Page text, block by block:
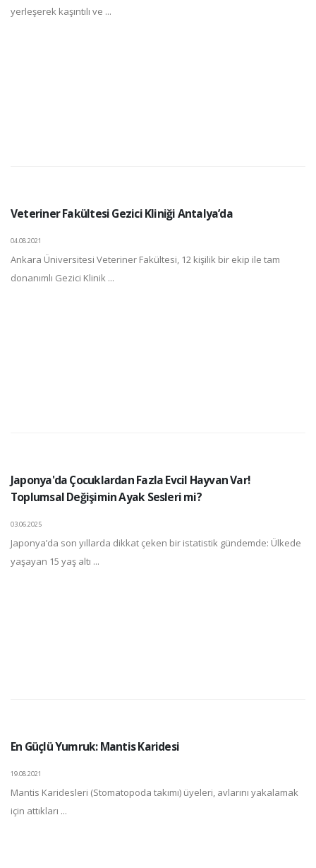
yerleşerek kaşıntılı ve ...
Veteriner Fakültesi Gezici Kliniği Antalya’da
04.08.2021
Ankara Üniversitesi Veteriner Fakültesi, 12 kişilik bir ekip ile tam
donanımlı Gezici Klinik ...
Japonya'da Çocuklardan Fazla Evcil Hayvan Var!
Toplumsal Değişimin Ayak Sesleri mi?
03.06.2025
Japonya’da son yıllarda dikkat çeken bir istatistik gündemde: Ülkede
yaşayan 15 yaş altı ...
En Güçlü Yumruk: Mantis Karidesi
19.08.2021
Mantis Karidesleri (Stomatopoda takımı) üyeleri, avlarını yakalamak
için attıkları ...